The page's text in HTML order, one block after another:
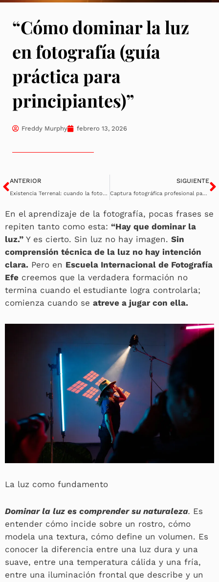
“Cómo dominar la luz
en fotografía (guía
práctica para
principiantes)”
Freddy Murphy febrero 13, 2026
Ant
ANTERIOR
Existencia Terrenal: cuando la fotografía deja de mirar y empieza a sentir
SIGUIENTE
Captura fotográfica profesional para el periodismo actual
En el aprendizaje de la fotografía, pocas frases se
repiten tanto como esta: “Hay que dominar la
luz.” Y es cierto. Sin luz no hay imagen. Sin
comprensión técnica de la luz no hay intención
clara. Pero en Escuela Internacional de Fotografía
Efe creemos que la verdadera formación no
termina cuando el estudiante logra controlarla;
comienza cuando se atreve a jugar con ella.
La luz como fundamento
Dominar la luz es comprender su naturaleza. Es
entender cómo incide sobre un rostro, cómo
modela una textura, cómo define un volumen. Es
conocer la diferencia entre una luz dura y una
suave, entre una temperatura cálida y una fría,
entre una iluminación frontal que describe y un